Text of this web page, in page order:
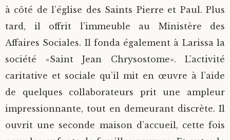
à côté de l’église des Saints Pierre et Paul. Plus
tard, il offrit l’immeuble au Ministère des
Affaires Sociales. Il fonda également à Larissa la
société «Saint Jean Chrysostome». L’activité
caritative et sociale qu’il mit en œuvre à l’aide
de quelques collaborateurs prit une ampleur
impressionnante, tout en demeurant discrète. Il
ouvrit une seconde maison d’accueil, cette fois